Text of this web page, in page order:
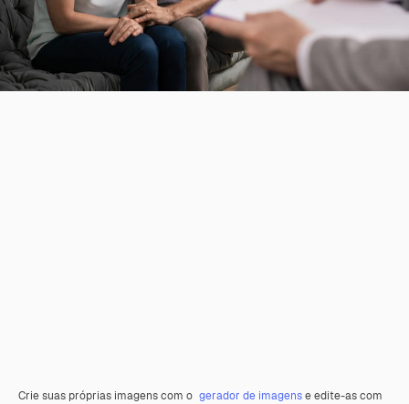
Crie suas próprias imagens com o gerador de imagense edite-as com